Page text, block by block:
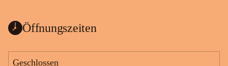
ht
1 Seite•0,1 MB
Öffnungszeiten
Geschlossen